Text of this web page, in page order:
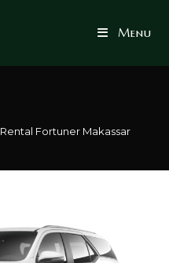
Menu
Rental Fortuner Makassar